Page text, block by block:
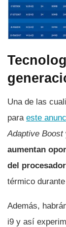
Una de las
para este
Adaptive Boost
aumentan
del procesador
térmico
Además,
i9 y así